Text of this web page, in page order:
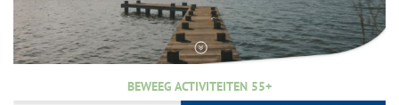
BEWEEG ACTIVITEITEN 55+